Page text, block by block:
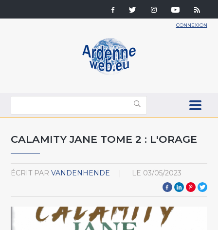
CONNEXION
CALAMITY JANE TOME 2 : L'ORAGE
ÉCRIT PAR VANDENHENDE LE 03/05/2023